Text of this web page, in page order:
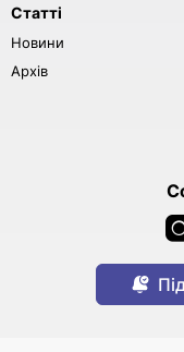
Статті
Новини
Архів